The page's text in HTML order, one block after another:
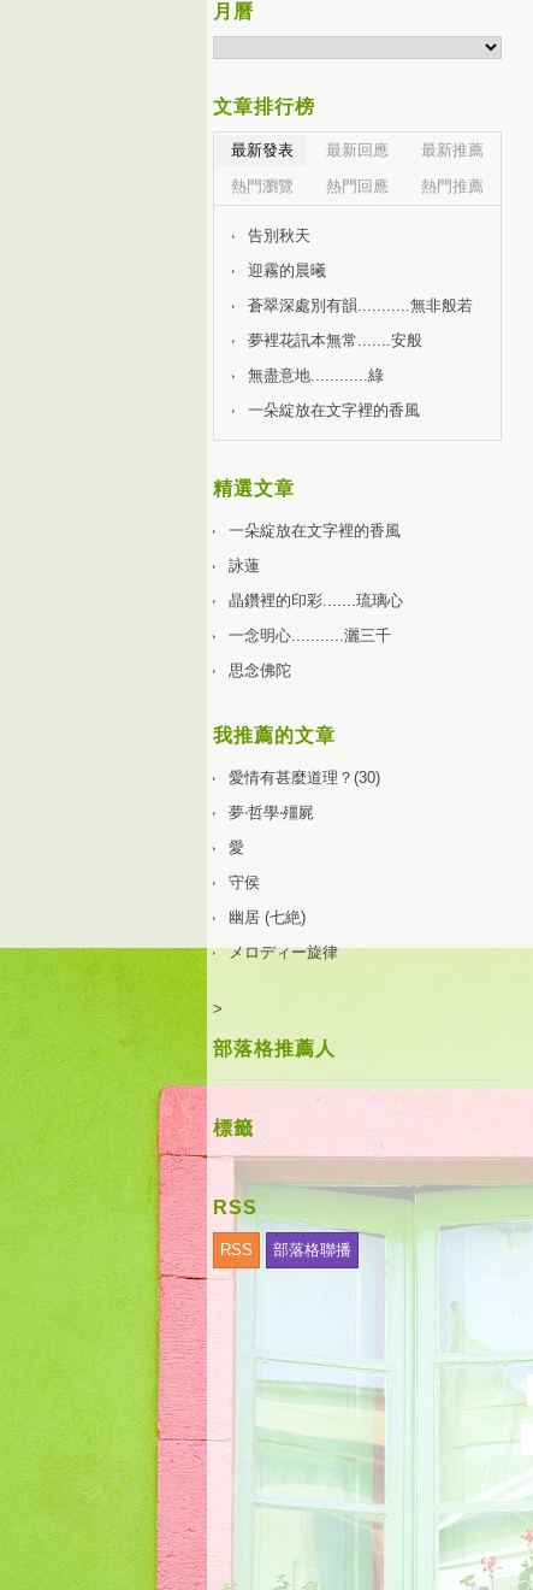
月曆
文章排行榜
最新發表 最新回應
最新推薦
熱門瀏覽
熱門回應 熱門推薦
告別秋天
迎霧的晨曦
蒼翠深處別有韻...........無非般若
夢裡花訊本無常.......安般
無盡意地............綠
一朵綻放在文字裡的香風
精選文章
一朵綻放在文字裡的香風
詠蓮
晶鑽裡的印彩.......琉璃心
一念明心...........灑三千
思念佛陀
我推薦的文章
愛情有甚麼道理？(30)
夢‧哲學‧殭屍
愛
守侯
幽居 (七絶)
メロディー旋律
>
部落格推薦人
標籤
RSS
RSS 部落格聯播